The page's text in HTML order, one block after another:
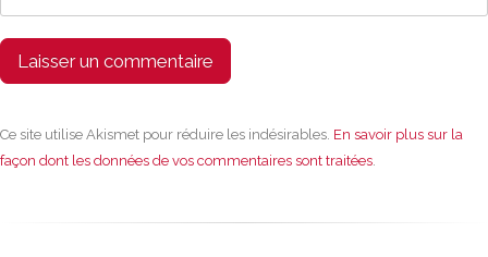
Ce site utilise Akismet pour réduire les indésirables. En savoir plus sur la
façon dont les données de vos commentaires sont traitées.